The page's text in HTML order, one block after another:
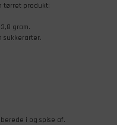
tørret produkt:
gram.
sukkerarter.
i og spise af.